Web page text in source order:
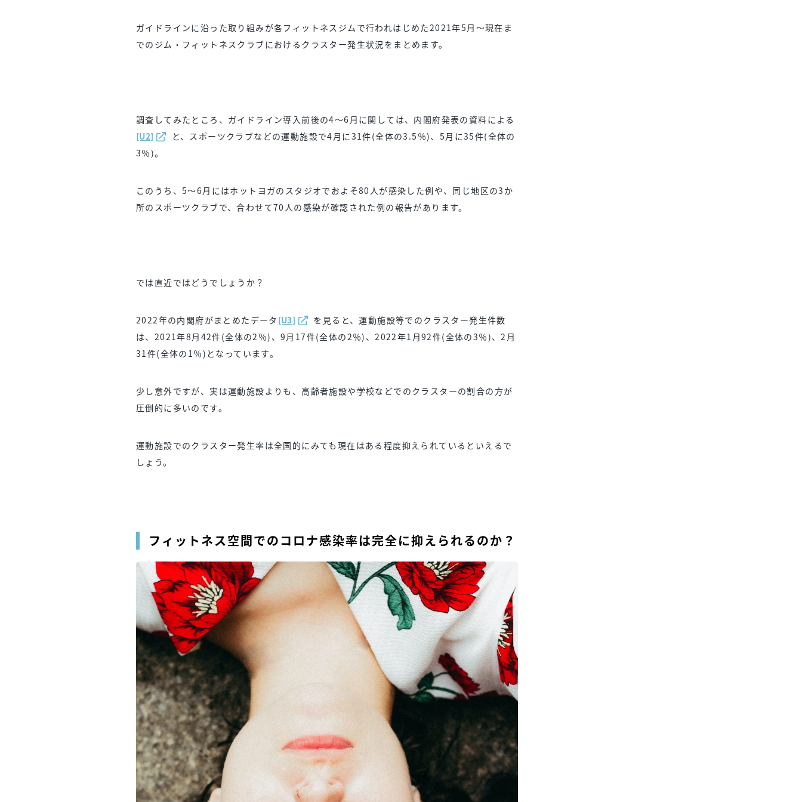
ガイドラインに沿った取り組みが各フィットネスジムで行われはじめた2021年5月～現在ま
でのジム・フィットネスクラブにおけるクラスター発生状況をまとめます。
調査してみたところ、ガイドライン導入前後の4～6月に関しては、内閣府発表の資料による
[U2]
と、スポーツクラブなどの運動施設で4月に31件(全体の3.5％)、5月に35件(全体の
3％)。
このうち、5～6月にはホットヨガのスタジオでおよそ80人が感染した例や、同じ地区の3か
所のスポーツクラブで、合わせて70人の感染が確認された例の報告があります。
では直近ではどうでしょうか？
2022年の内閣府がまとめたデータ [U3]
を見ると、運動施設等でのクラスター発生件数
は、2021年8月42件(全体の2％)、9月17件(全体の2％)、2022年1月92件(全体の3％)、2月
31件(全体の1％)となっています。
少し意外ですが、実は運動施設よりも、高齢者施設や学校などでのクラスターの割合の方が
圧倒的に多いのです。
運動施設でのクラスター発生率は全国的にみても現在はある程度抑えられているといえるで
しょう。
フィットネス空間でのコロナ感染率は完全に抑えられるのか？